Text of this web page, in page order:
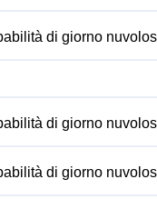
di giorno
di giorno
di giorno